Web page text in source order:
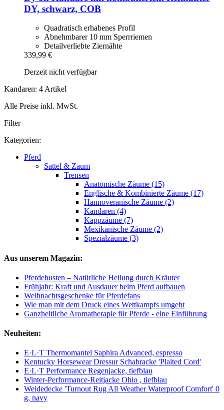
DY, schwarz, COB
Quadratisch erhabenes Profil
Abnehmbarer 10 mm Sperrriemen
Detailverliebte Ziernähte
339,99 €
Derzeit nicht verfügbar
Kandaren: 4 Artikel
Alle Preise inkl. MwSt.
Filter
Kategorien:
Pferd
Sattel & Zaum
Trensen
Anatomische Zäume (15)
Englische & Kombinierte Zäume (17)
Hannoveranische Zäume (2)
Kandaren (4)
Kappzäume (7)
Mexikanische Zäume (2)
Spezialzäume (3)
Aus unserem Magazin:
Pferdehusten – Natürliche Heilung durch Kräuter
Frühjahr: Kraft und Ausdauer beim Pferd aufbauen
Weihnachtsgeschenke für Pferdefans
Wie man mit dem Druck eines Wettkampfs umgeht
Ganzheitliche Aromatherapie für Pferde - eine Einführung
Neuheiten:
E·L·T Thermomantel Saphira Advanced, espresso
Kentucky Horsewear Dressur Schabracke 'Plaited Cord'
E·L·T Performance Regenjacke, tiefblau
Winter-Performance-Reitjacke Ohio , tiefblau
Weidedecke 'Turnout Rug All Weather Waterproof Comfort' 0
g, navy